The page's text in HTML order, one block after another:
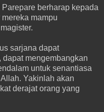
berharap kepada
mampu
sarjana dapat
dapat mengembangkan
untuk senantiasa
Yakinlah akan
derajat orang yang